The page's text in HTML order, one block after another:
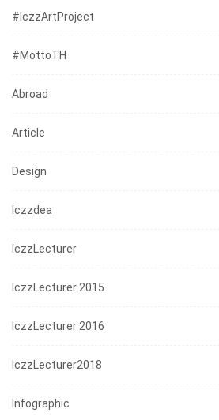
#iczzArtProject
#mottoTH
Abroad
Article
Design
Iczzdea
IczzLecturer
IczzLecturer 2015
IczzLecturer 2016
IczzLecturer2018
Infographic